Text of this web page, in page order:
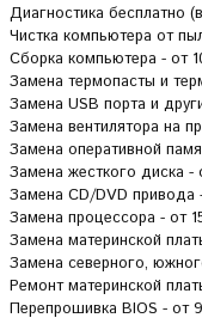
Диагностика бесплатно
Чистка компьютера от
Сборка компьютера - от
Замена термопасты и
Замена USB порта и
Замена вентилятора на
Замена оперативной
Замена жесткого диска -
Замена CD/DVD привода
Замена процессора - от
Замена материнской
Замена северного,
Ремонт материнской
Перепрошивка BIOS - от